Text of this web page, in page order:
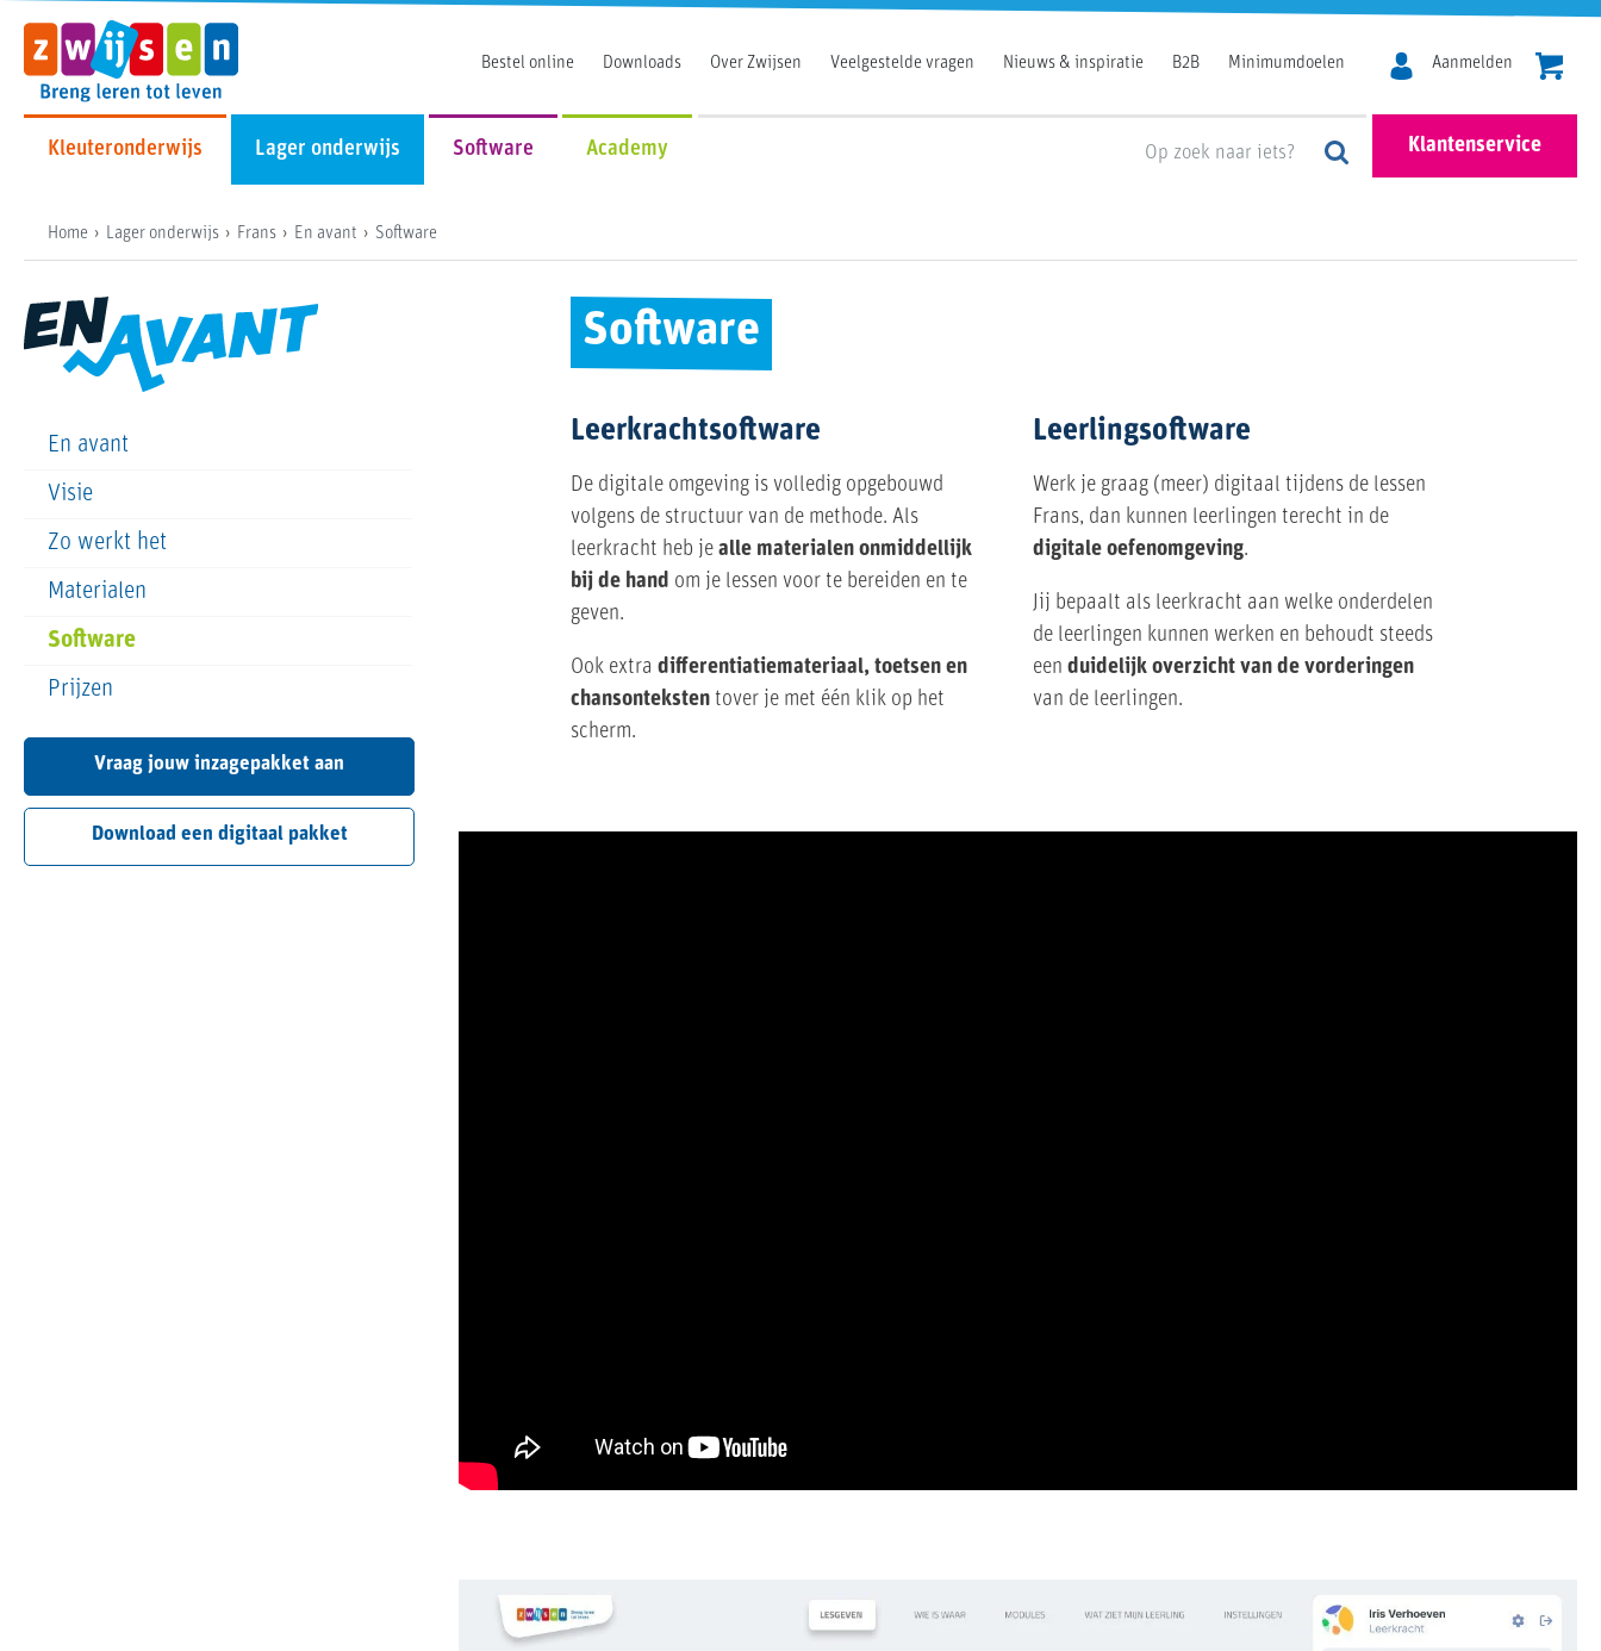
Aanmelden
Bestel online Downloads Over Zwijsen Veelgestelde vragen Nieuws & inspiratie B2B Minimumdoelen
Kleuteronderwijs Lager onderwijs Software Academy Klantenservice
Home Lager onderwijs Frans En avant Software
En avant
Visie
Zo werkt het
Materialen
Software
Prijzen
Vraag jouw inzagepakket aan
Download een digitaal pakket
Software
Leerkrachtsoftware
De digitale omgeving is volledig opgebouwd
volgens de structuur van de methode. Als
leerkracht heb jealle materialen onmiddellijk
bij de hand om je lessen voor te bereiden en te
geven.
Ook extradifferentiatiemateriaal, toetsen en
chansonteksten tover je met één klik op het
scherm.
Leerlingsoftware
Werk je graag (meer) digitaal tijdens de lessen
Frans, dan kunnen leerlingen terecht in de
digitale oefenomgeving.
Jij bepaalt als leerkracht aan welke onderdelen
de leerlingen kunnen werken en behoudt steeds
eenduidelijk overzicht van de vorderingen
van de leerlingen.